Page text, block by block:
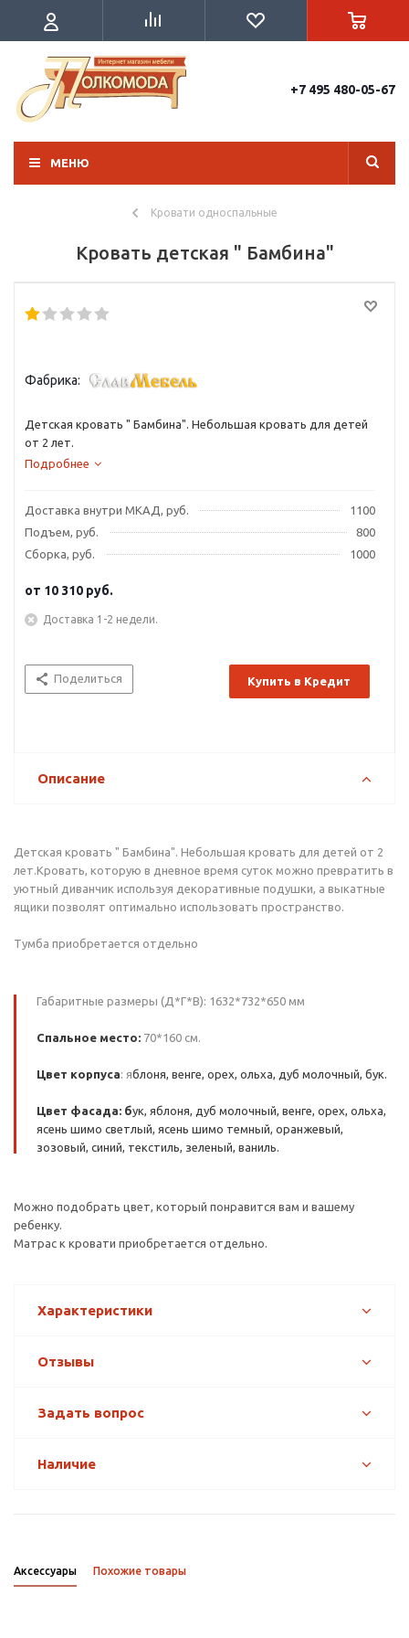
+7 495 480-05-67
МЕНЮ
Кровати односпальные
Кровать детская " Бамбина"
Фабрика:
Детская кровать " Бамбина". Небольшая кровать для детей
от 2 лет.
Подробнее
Доставка внутри МКАД, руб.
1100
Подъем, руб.
800
Сборка, руб.
1000
от 10 310 руб.
Доставка 1-2 недели.
Поделиться Купить в Кредит
Описание
Детская кровать " Бамбина". Небольшая кровать для детей от 2
лет.Кровать, которую в дневное время суток можно превратить в
уютный диванчик используя декоративные подушки, а выкатные
ящики позволят оптимально использовать пространство.
Тумба приобретается отдельно
Габаритные размеры (Д*Г*В): 1632*732*650 мм
Спальное место: 70*160 см.
Цвет корпуса: яблоня, венге, орех, ольха, дуб молочный, бук.
Цвет фасада: бук, яблоня, дуб молочный, венге, орех, ольха,
ясень шимо светлый, ясень шимо темный, оранжевый,
зозовый, синий, текстиль, зеленый, ваниль.
Можно подобрать цвет, который понравится вам и вашему
ребенку.
Матрас к кровати приобретается отдельно.
Характеристики
Отзывы
Задать вопрос
Наличие
Аксессуары Похожие товары